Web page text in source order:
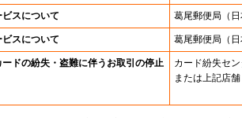
スについて 葛尾郵便局 （
スについて 葛尾郵便局 （
ードの紛失・盗難に伴うお取引の停止
カード紛失セ
または上記店舗